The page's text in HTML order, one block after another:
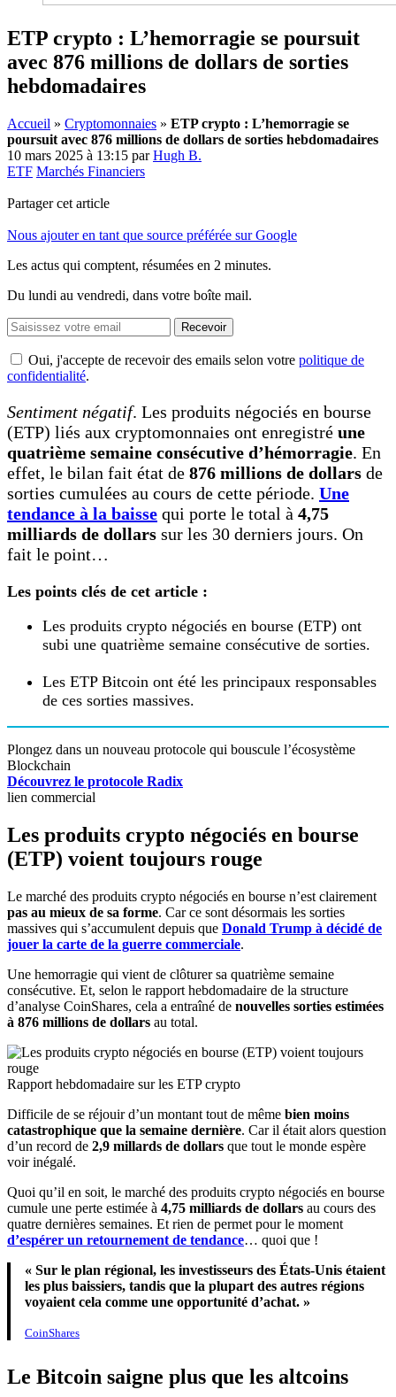
ETP crypto : L’hemorragie se poursuit
avec 876 millions de dollars de sorties
hebdomadaires
Accueil » Cryptomonnaies » ETP crypto : L’hemorragie se
poursuit avec 876 millions de dollars de sorties hebdomadaires
10 mars 2025 à 13:15 parHugh B.
ETF Marchés Financiers
Partager cet article
Nous ajouter en tant que source préférée sur Google
Les actus qui comptent, résumées en 2 minutes.
Du lundi au vendredi, dans votre boîte mail.
Recevoir
Oui, j'accepte de recevoir des emails selon votre politique de
confidentialité.
Sentiment négatif. Les produits négociés en bourse
(ETP) liés aux cryptomonnaies ont enregistré une
quatrième semaine consécutive d’hémorragie. En
effet, le bilan fait état de 876 millions de dollars de
sorties cumulées au cours de cette période. Une
tendance à la baisse qui porte le total à 4,75
milliards de dollars sur les 30 derniers jours. On
fait le point…
Les points clés de cet article :
Les produits crypto négociés en bourse (ETP) ont
subi une quatrième semaine consécutive de sorties.
Les ETP Bitcoin ont été les principaux responsables
de ces sorties massives.
Plongez dans un nouveau protocole qui bouscule l’écosystème
Blockchain
Découvrez le protocole Radix
lien commercial
Les produits crypto négociés en bourse
(ETP) voient toujours rouge
Le marché des produits crypto négociés en bourse n’est clairement
pas au mieux de sa forme. Car ce sont désormais les sorties
massives qui s’accumulent depuis que Donald Trump à décidé de
jouer la carte de la guerre commerciale.
Une hemorragie qui vient de clôturer sa quatrième semaine
consécutive. Et, selon le rapport hebdomadaire de la structure
d’analyse CoinShares, cela a entraîné de nouvelles sorties estimées
à 876 millions de dollars au total.
Rapport hebdomadaire sur les ETP crypto
Difficile de se réjouir d’un montant tout de même bien moins
catastrophique que la semaine dernière. Car il était alors question
d’un record de 2,9 millards de dollars que tout le monde espère
voir inégalé.
Quoi qu’il en soit, le marché des produits crypto négociés en bourse
cumule une perte estimée à 4,75 milliards de dollars au cours des
quatre dernières semaines. Et rien de permet pour le moment
d’espérer un retournement de tendance… quoi que !
« Sur le plan régional, les investisseurs des États-Unis étaient
les plus baissiers, tandis que la plupart des autres régions
voyaient cela comme une opportunité d’achat. »
CoinShares
Le Bitcoin saigne plus que les altcoins